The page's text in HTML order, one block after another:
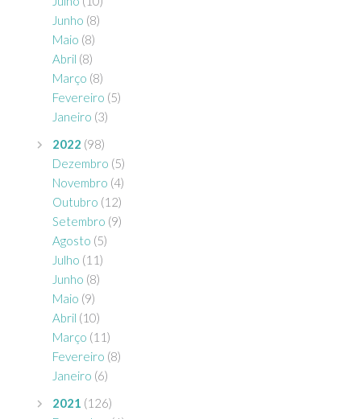
Junho (8)
Maio (8)
Abril (8)
Março (8)
Fevereiro (5)
Janeiro (3)
2022 (98)
Dezembro (5)
Novembro (4)
Outubro (12)
Setembro (9)
Agosto (5)
Julho (11)
Junho (8)
Maio (9)
Abril (10)
Março (11)
Fevereiro (8)
Janeiro (6)
2021 (126)